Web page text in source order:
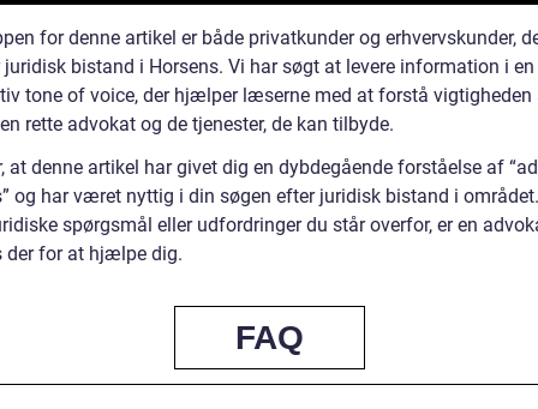
for denne artikel er både privatkunder og erhvervskunder,
bistand i Horsens. Vi har søgt at levere information i en
tone of voice, der hjælper læserne med at forstå vigtigheden
rette advokat og de tjenester, de kan tilbyde.
at denne artikel har givet dig en dybdegående forståelse af
og har været nyttig i din søgen efter juridisk bistand i
spørgsmål eller udfordringer du står overfor, er en
der for at hjælpe dig.
FAQ